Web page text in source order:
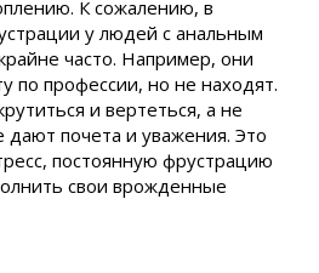
К сожалению, в
у людей с анальным
часто. Например, они
по профессии, но не находят.
и вертеться, а не
дают почета и уважения. Это
постоянную фрустрацию
свои врожденные